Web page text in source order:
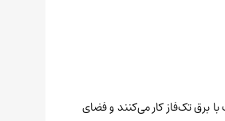
برق تک‌فاز کار می‌کنند و فضای